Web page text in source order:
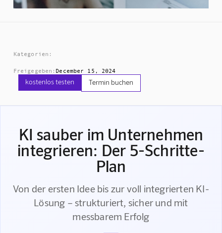
Kategorien:
Freigegeben: December 15, 2024
kostenlos testen Termin buchen
KI sauber im Unternehmen
integrieren: Der 5-Schritte-
Plan
Von der ersten Idee bis zur voll integrierten KI-
Lösung – strukturiert, sicher und mit
messbarem Erfolg